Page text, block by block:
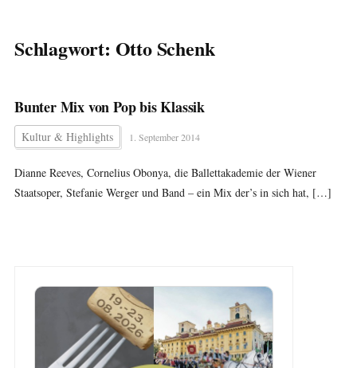
Schlagwort: Otto Schenk
Bunter Mix von Pop bis Klassik
Kultur & Highlights 1. September 2014
Dianne Reeves, Cornelius Obonya, die Ballettakademie der Wiener
Staatsoper, Stefanie Werger und Band – ein Mix der’s in sich hat, […]